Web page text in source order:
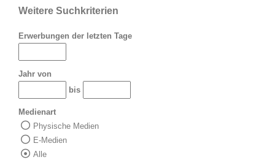
Weitere Suchkriterien
Erwerbungen der letzten Tage
Jahr von
bis
Medienart
Physische Medien
E-Medien
Alle